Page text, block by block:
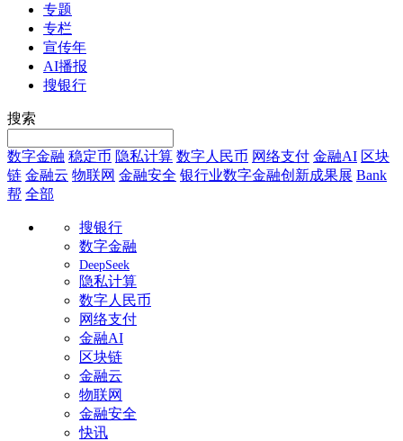
专题
专栏
宣传年
AI播报
搜银行
搜索
数字金融 稳定币 隐私计算 数字人民币 网络支付 金融AI 区块
链 金融云 物联网 金融安全 银行业数字金融创新成果展 Bank
帮 全部
搜银行
数字金融
DeepSeek
隐私计算
数字人民币
网络支付
金融AI
区块链
金融云
物联网
金融安全
快讯